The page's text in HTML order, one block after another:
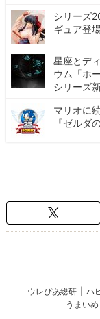
シリーズ
ギュア登
星座とデ
ウム「ホ
シリーズ
マリオに
『ゼルダ
ウレぴあ総研 ハ
うまいめ